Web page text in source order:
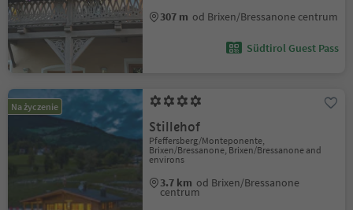
307 m od Brixen/Bressanone centrum
Südtirol Guest Pass
Na życzenie
Stillehof
Pfeffersberg/Monteponente,
Brixen/Bressanone, Brixen/Bressanone and
environs
3.7 km od Brixen/Bressanone
centrum